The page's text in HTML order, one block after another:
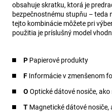
obsahuje skratku, ktorá je
bezpečnostnému stupňu – teda
tejto kombinácie môžete pri
použitia je príslušný model
P Papierové produkty
F Informácie v zmenšenom
O Optické dátové nosiče, ako
T Magnetické dátové nosiče,